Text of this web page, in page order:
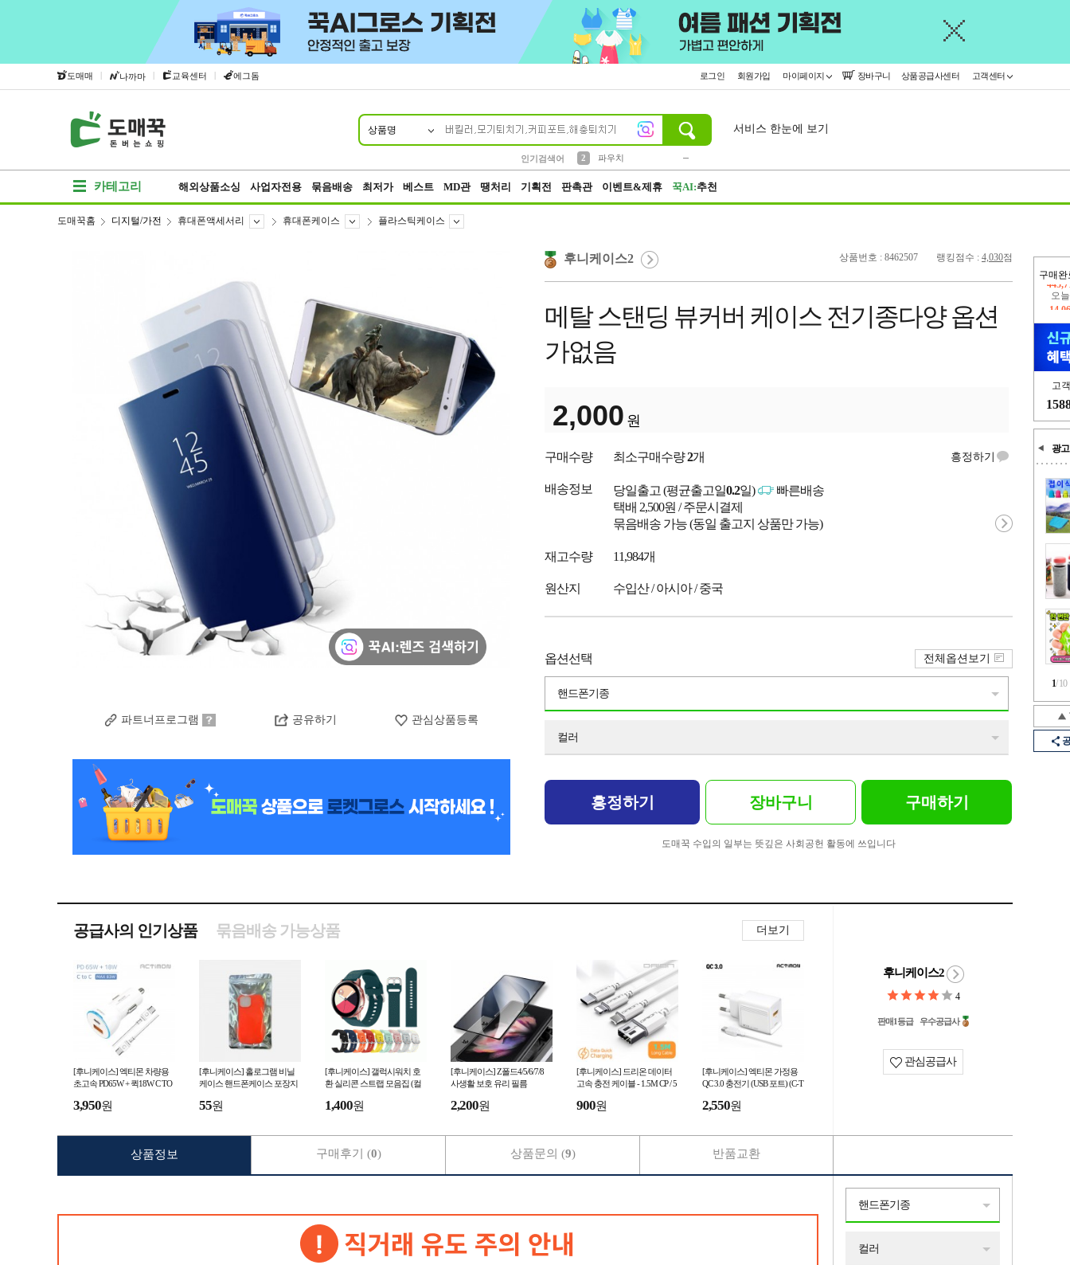
도매매 | 나까마 | 교육센터 | 에그돔 로그인 회원가입 마이페이지 장바구니 상품공급사센터 고객센터
상품명
인기검색어
2
파우치
서비스 한눈에 보기
카테고리 해외상품소싱 사업자전용 묶음배송 최저가 베스트 MD관 땡처리 기획전 판촉관 이벤트&제휴 꾹AI:추천
구매완
오
고
광고
1/10
도매꾹홈 디지털/가전 휴대폰액세서리 휴대폰케이스 플라스틱케이스
파트너프로그램 공유하기 관심상품등록
상품번호 : 8462507 랭킹점수 : 4,030점
후니케이스2
메탈 스탠딩 뷰커버 케이스 전기종다양 옵션
가없음
2,000 원
구매수량 최소구매수량2개 흥정하기
배송정보 당일출고 (평균출고일0.2일)
빠른배송
택배 2,500원 / 주문시결제
묶음배송 가능 (동일 출고지 상품만 가능)
재고수량 11,984개
원산지 수입산 / 아시아 / 중국
옵션선택
핸드폰기종
컬러
전체옵션보기
흥정하기 장바구니 구매하기
도매꾹 수입의 일부는 뜻깊은 사회공헌 활동에 쓰입니다
공급사의 인기상품 더보기
묶음배송 가능상품
[후니케이스] 엑티몬 차량용
초고속 PD65W + 퀵18W C TO
3,950원
[후니케이스] 홀로그램 비닐
케이스 핸드폰케이스 포장지
55원
[후니케이스] 갤럭시워치 호
환 실리콘 스트랩 모음집 (컬
1,400원
[후니케이스] Z폴드4/5/6/7/8
사생활 보호 유리 필름
2,200원
[후니케이스] 드리온 데이터
고속 충전 케이블 - 1.5M CP / 5
900원
[후니케이스] 엑티몬 가정용
QC 3.0 충전기 (USB 포트) (C-T
2,550원
후니케이스2
4
판매1등급 우수공급사
관심공급사
상품정보 구매후기 (0) 상품문의 (9) 반품교환
핸드폰기종
컬러